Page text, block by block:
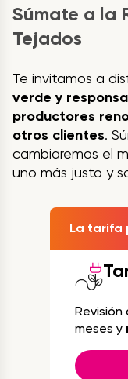
Súmate a la
Tejados
Te invitamos a
verde y
productores
otros clientes.
cambiaremos el
uno más justo y
La tarifa
Revisión
meses y